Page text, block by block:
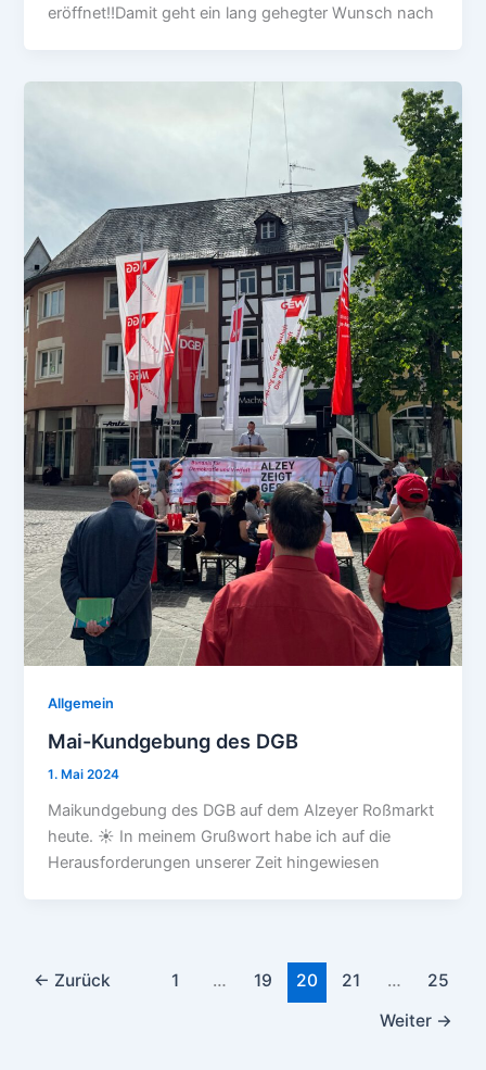
eröffnet‼️Damit geht ein lang gehegter Wunsch nach
Allgemein
Mai-Kundgebung des DGB
1. Mai 2024
Maikundgebung des DGB auf dem Alzeyer Roßmarkt
heute. ☀️ In meinem Grußwort habe ich auf die
Herausforderungen unserer Zeit hingewiesen
← Zurück 1 … 19 20 21 …
25
Weiter →